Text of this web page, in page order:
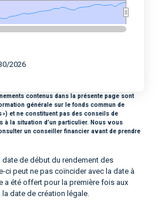
2026
contenus dans la présente page sont
générale sur le fonds commun de
») et ne constituent pas des conseils de
à la situation d’un particulier. Nous vous
un conseiller financier avant de prendre
date de début du rendement des
ci peut ne pas coïncider avec la date à
a été offert pour la première fois aux
date de création légale.